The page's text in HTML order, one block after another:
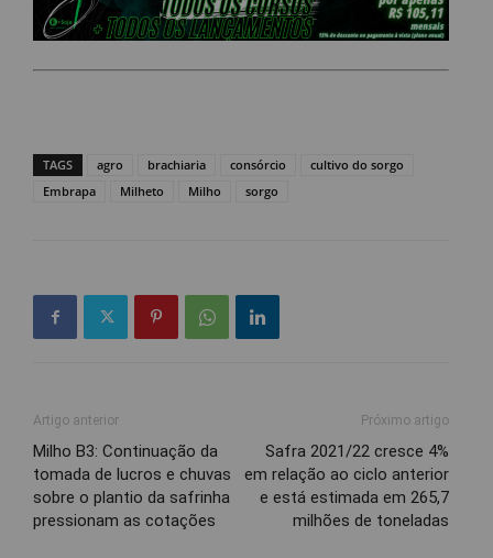
TAGS agro brachiaria consórcio
cultivo do sorgo
Embrapa
Milheto Milho sorgo
Artigo anterior
Milho B3: Continuação da
tomada de lucros e chuvas
sobre o plantio da safrinha
pressionam as cotações
Próximo artigo
Safra 2021/22 cresce 4%
em relação ao ciclo anterior
e está estimada em 265,7
milhões de toneladas